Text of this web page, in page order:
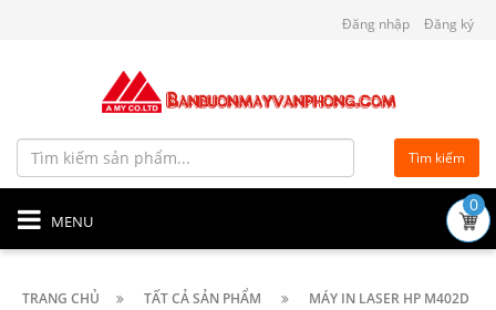
Đăng nhập Đăng ký
Tìm kiếm
MENU
0
TRANG CHỦ TẤT CẢ SẢN PHẨM MÁY IN LASER HP M402D